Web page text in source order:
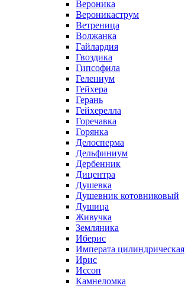
Вероника
Вероникаструм
Ветреница
Волжанка
Гайлардия
Гвоздика
Гипсофила
Гелениум
Гейхера
Герань
Гейхерелла
Горечавка
Горянка
Делосперма
Дельфиниум
Дербенник
Дицентра
Душевка
Душевник котовниковый
Душица
Живучка
Земляника
Иберис
Императа цилиндрическая
Ирис
Иссоп
Камнеломка